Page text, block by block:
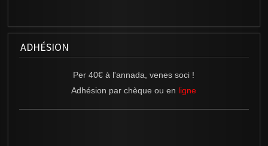
ADHÉSION
Per 40€ à l'annada, venes soci !
Adhésion par chèque ou en ligne